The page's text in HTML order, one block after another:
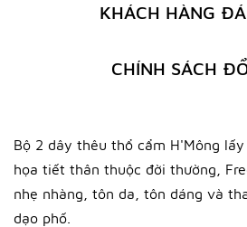
KHÁCH HÀNG
CHÍNH SÁCH
Bộ 2 dây thêu thổ cẩm H'Mông
họa tiết thân thuộc đời thường,
nhẹ nhàng, tôn da, tôn dáng và
dạo phố.